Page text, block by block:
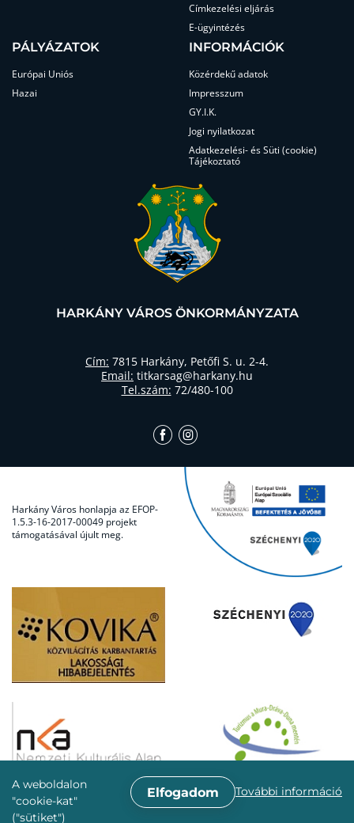
A weboldalon
"cookie-kat"
("sütiket")
Elfogadom További információ
Címkezelési eljárás
E-ügyintézés
PÁLYÁZATOK
Európai Uniós
Hazai
INFORMÁCIÓK
Közérdekű adatok
Impresszum
GY.I.K.
Jogi nyilatkozat
Adatkezelési- és Süti (cookie)
Tájékoztató
HARKÁNY VÁROS ÖNKORMÁNYZATA
Cím: 7815 Harkány, Petőfi S. u. 2-4.
Email: titkarsag@harkany.hu
Tel.szám: 72/480-100
Harkány Város honlapja az EFOP-
1.5.3-16-2017-00049 projekt
támogatásával újult meg.